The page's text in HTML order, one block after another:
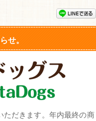
せ。
ただきます。年内最終の商